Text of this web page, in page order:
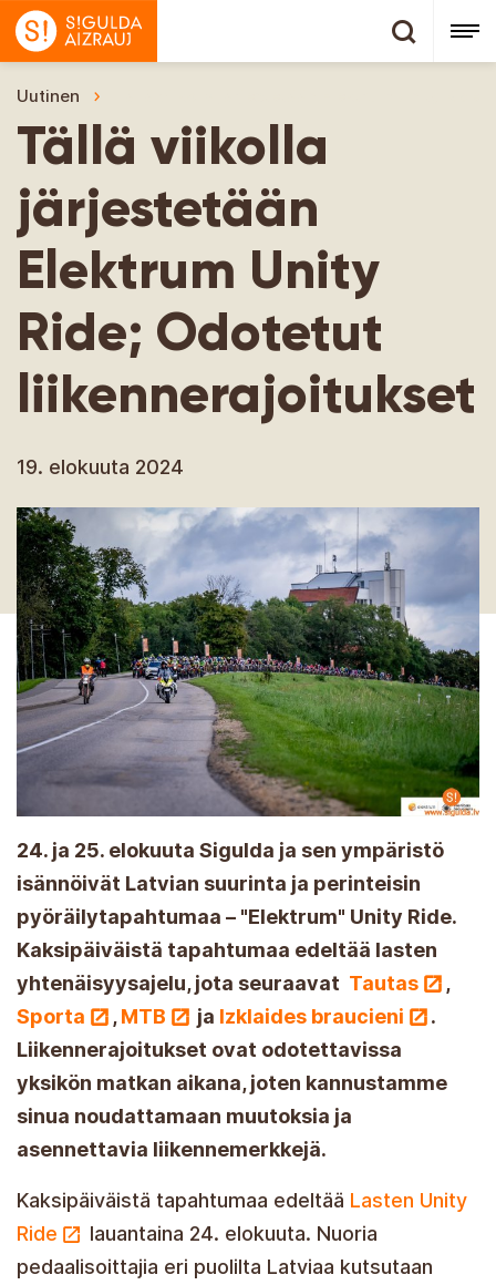
Uutinen
Tällä viikolla
järjestetään
Elektrum Unity
Ride; Odotetut
liikennerajoitukset
19. elokuuta 2024
24. ja 25. elokuuta Sigulda ja sen ympäristö
isännöivät Latvian suurinta ja perinteisin
pyöräilytapahtumaa – "Elektrum" Unity Ride.
Kaksipäiväistä tapahtumaa edeltää lasten
yhtenäisyysajelu, jota seuraavat Tautas
,
Sporta
,MTB ja Izklaides braucieni
.
Liikennerajoitukset ovat odotettavissa
yksikön matkan aikana, joten kannustamme
sinua noudattamaan muutoksia ja
asennettavia liikennemerkkejä.
Kaksipäiväistä tapahtumaa edeltää Lasten Unity
Ride
lauantaina 24. elokuuta. Nuoria
pedaalisoittajia eri puolilta Latviaa kutsutaan